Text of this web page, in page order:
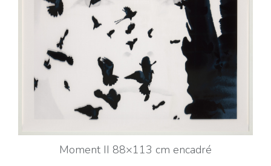
Moment II 88×113 cm encadré